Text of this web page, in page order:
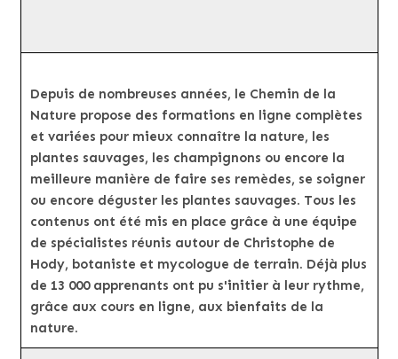
Depuis de nombreuses années, le Chemin de la
Nature propose des formations en ligne complètes
et variées pour mieux connaître la nature, les
plantes sauvages, les champignons ou encore la
meilleure manière de faire ses remèdes, se soigner
ou encore déguster les plantes sauvages. Tous les
contenus ont été mis en place grâce à une équipe
de spécialistes réunis autour de Christophe de
Hody, botaniste et mycologue de terrain. Déjà plus
de 13 000 apprenants ont pu s'initier à leur rythme,
grâce aux cours en ligne, aux bienfaits de la
nature.